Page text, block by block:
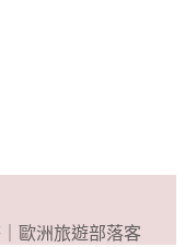
歐洲旅遊部落客